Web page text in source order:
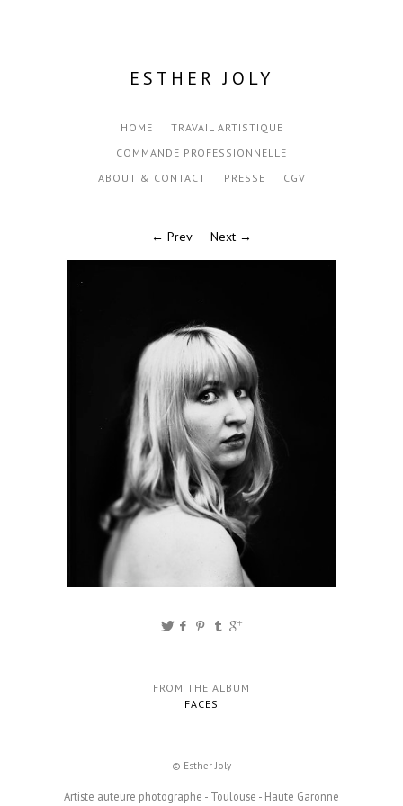
ESTHER JOLY
HOME
TRAVAIL ARTISTIQUE
COMMANDE PROFESSIONNELLE
ABOUT & CONTACT
PRESSE CGV
← Prev Next →
FROM THE ALBUM
FACES
© Esther Joly
Artiste auteure photographe - Toulouse - Haute Garonne